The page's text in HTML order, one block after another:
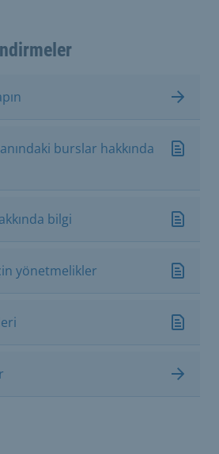
burslar hakkında
bilgi
yönetmelikler